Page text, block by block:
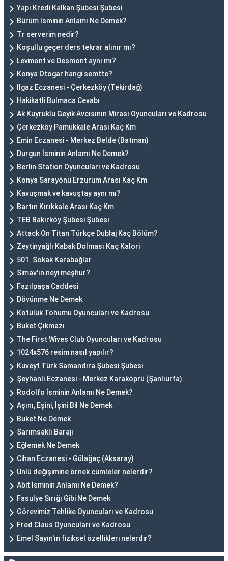
Yapı Kredi Kalkan Şubesi Şubesi
Bürüm İsminin Anlamı Ne Demek?
Tr serverim nedir?
Koşullu geçer ders tekrar alınır mı?
Levmont ve Desmont aynı mı?
Konya Otogar hangi semtte?
Ilgaz Eczanesi - Çerkezköy (Tekirdağ)
Hakikatli Bulmaca Cevabı
Ak Kuyruklu Geyik Avcısının Mirası Oyuncuları ve Kadrosu
Çerkezköy Pamukkale Arası Kaç Km
Emin Eczanesi - Merkez Belde (Batman)
Durgun İsminin Anlamı Ne Demek?
Berlin Station Oyuncuları ve Kadrosu
Konya Sarayönü Erzurum Arası Kaç Km
Kavuşmak ve kavuştay aynı mı?
Bartın Kırıkkale Arası Kaç Km
TEB Bakırköy Şubesi Şubesi
Attack On Titan Türkçe Dublaj Kaç Bölüm?
Zeytinyağlı Kabak Dolması Kaç Kalori
501. Sokak Karabağlar
Simav'ın neyi meşhur?
Fazılpaşa Caddesi
Dövünme Ne Demek
Kötülük Tohumu Oyuncuları ve Kadrosu
Buket Çıkmazı
The First Wives Club Oyuncuları ve Kadrosu
1024x576 resim nasıl yapılır?
Kuveyt Türk Samandıra Şubesi Şubesi
Şeyhanlı Eczanesi - Merkez Karaköprü (Şanlıurfa)
Rodolfo İsminin Anlamı Ne Demek?
Aşını, Eşini, İşini Bil Ne Demek
Buket Ne Demek
Sarımsaklı Barajı
Eğlemek Ne Demek
Cihan Eczanesi - Gülağaç (Aksaray)
Ünlü değişimine örnek cümleler nelerdir?
Abit İsminin Anlamı Ne Demek?
Fasulye Sırığı Gibi Ne Demek
Görevimiz Tehlike Oyuncuları ve Kadrosu
Fred Claus Oyuncuları ve Kadrosu
Emel Sayın'ın fiziksel özellikleri nelerdir?